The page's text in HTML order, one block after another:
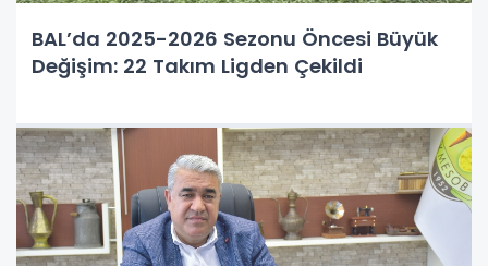
BAL’da 2025-2026 Sezonu Öncesi Büyük
Değişim: 22 Takım Ligden Çekildi